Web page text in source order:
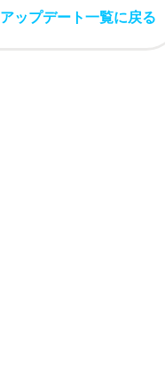
アップデート一覧に戻る